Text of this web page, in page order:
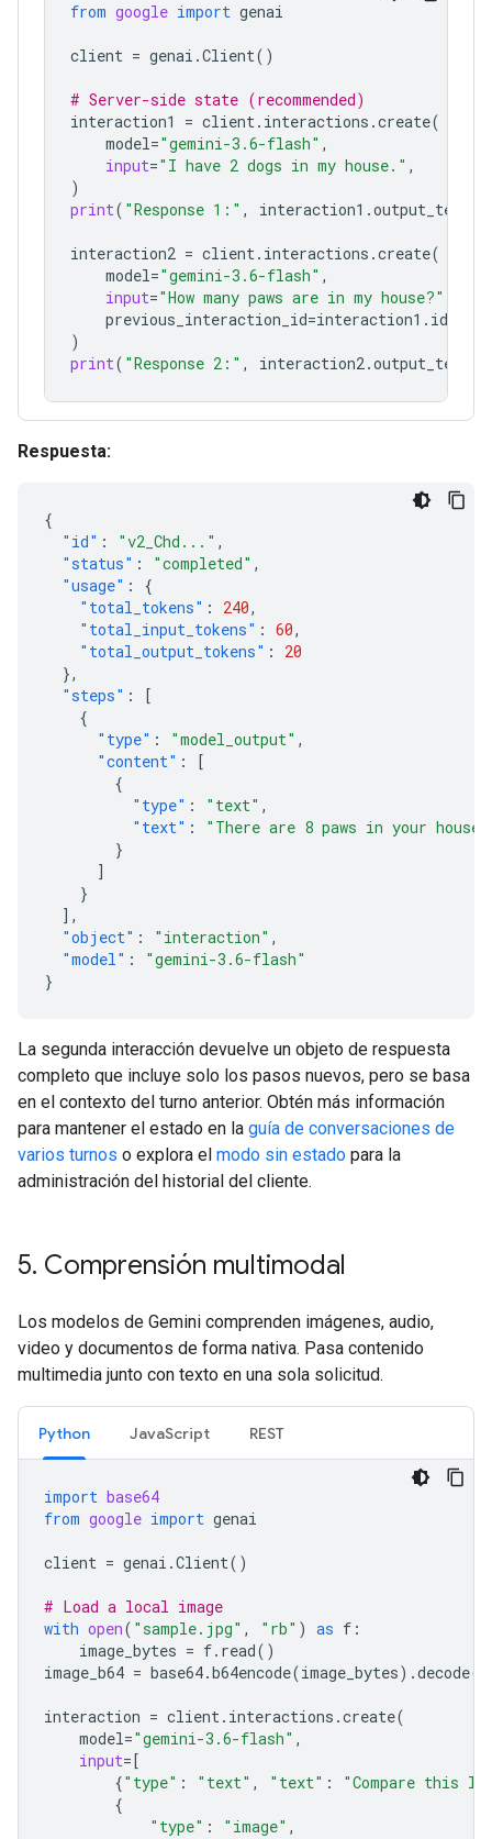
from google import genai
client = genai .Client()
# Server-side state (recommended)
interaction1
= client. interactions .create(
model="gemini-3.6-flash" ,
input="I have 2 dogs in my house." ,
)
print( "Response 1:" , interaction1 .output_text
interaction2 = client. interactions .create(
model="gemini-3.6-flash" ,
input="How many paws are in my house?"
previous_interaction_id=interaction1 . id
)
print( "Response 2:" , interaction2.output_text
Respuesta:
{
"id" : "v2_Chd..." ,
"status" : "completed" ,
"usage" :
{
"total_tokens" : 240,
"total_input_tokens" : 60,
"total_output_tokens" :
20
},
"steps" :
[
{
"type" : "model_output" ,
"content" :
[
{
"type" : "text" ,
"text" :
"There are 8 paws in your
}
]
}
],
"object" : "interaction" ,
"model" :
"gemini-3.6-flash"
}
La segunda interacción devuelve un objeto de respuesta
completo que incluye solo los pasos nuevos, pero se basa
en el contexto del turno anterior. Obtén más información
para mantener el estado en la guía de conversaciones de
varios turnos o explora el modo sin estado para la
administración del historial del cliente.
5. Comprensión multimodal
Los modelos de Gemini comprenden imágenes, audio,
video y documentos de forma nativa. Pasa contenido
multimedia junto con texto en una sola solicitud.
Python JavaScript REST
import base64
from google import genai
client = genai .Client()
# Load a local image
with open( "sample.jpg" , "rb" ) as f :
image_bytes = f. read()
image_b64 = base64.b64encode(image_bytes) .decode(
interaction = client. interactions .create(
model="gemini-3.6-flash" ,
input=[
{"type" : "text" , "text" :
"Compare this
{
"type" : "image" ,